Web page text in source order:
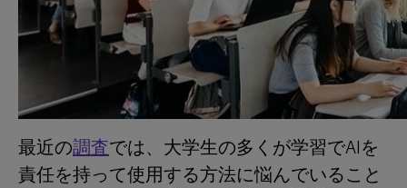
最近の調査では、大学生の多くが学習でAIを
責任を持って使用する方法に悩んでいること